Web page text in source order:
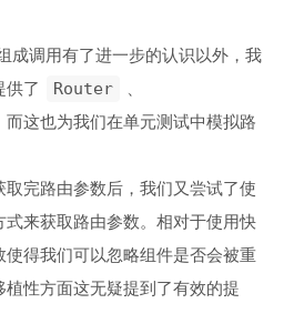
成调用有了进一步的认识以外，我
供了
Router
而这也为我们在单元测试中模拟路
完路由参数后，我们又尝试了使
来获取路由参数。相对于使用快
得我们可以忽略组件是否会被重
性方面这无疑提到了有效的提